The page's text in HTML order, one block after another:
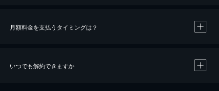
※40％ポイント還元の対象は、クレジットカード決済による作品の購入 / レンタルです。
月額料金を支払うタイミングは？
いつでも解約できますか